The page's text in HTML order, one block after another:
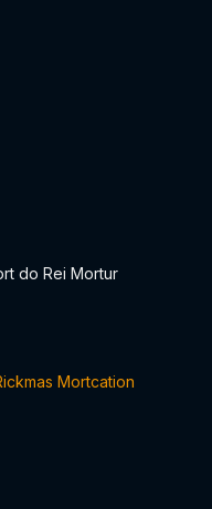
do Rei Mortur
Mortcation